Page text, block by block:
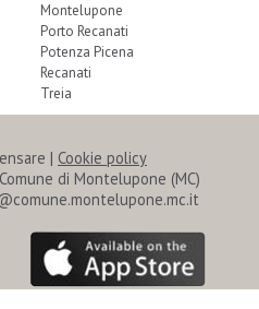
Montelupone
Porto Recanati
Potenza Picena
Recanati
Treia
| Cookie policy
di Montelupone (MC)